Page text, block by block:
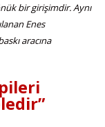
bir girişimdir. Aynı
Enes
aracına